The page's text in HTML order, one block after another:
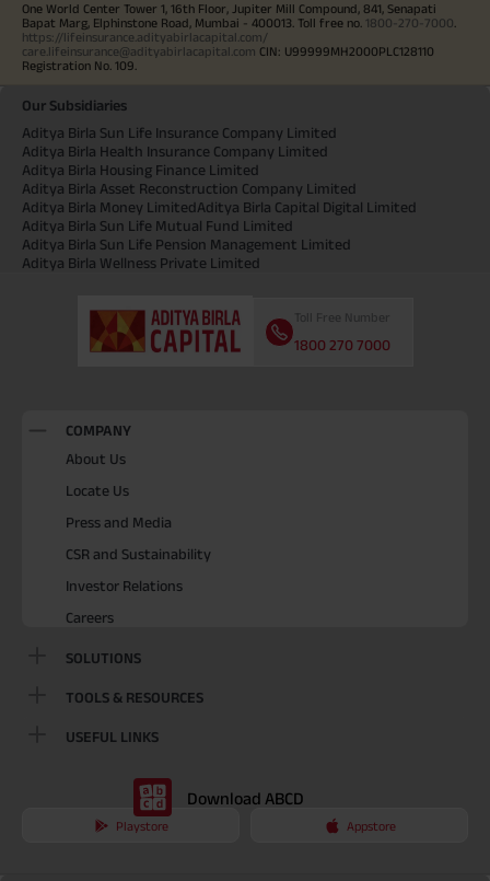
One World Center Tower 1, 16th Floor, Jupiter Mill Compound, 841, Senapati
Bapat Marg, Elphinstone Road, Mumbai - 400013. Toll free no. 1800-270-7000
https://lifeinsurance.adityabirlacapital.com/
care.lifeinsurance@adityabirlacapital.com CIN: U99999MH2000PLC128110
Registration No. 109.
Our Subsidiaries
Aditya Birla Sun Life Insurance Company Limited
Aditya Birla Health Insurance Company Limited
Aditya Birla Housing Finance Limited
Aditya Birla Asset Reconstruction Company Limited
Aditya Birla Money LimitedAditya Birla Capital Digital Limited
Aditya Birla Sun Life Mutual Fund Limited
Aditya Birla Sun Life Pension Management Limited
Aditya Birla Wellness Private Limited
Toll Free Number
1800 270 7000
COMPANY
About Us
Locate Us
Press and Media
CSR and Sustainability
Investor Relations
Careers
SOLUTIONS
TOOLS & RESOURCES
USEFUL LINKS
Download ABCD
Playstore Appstore